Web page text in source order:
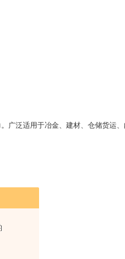
广泛适用于冶金、建材、仓储货运